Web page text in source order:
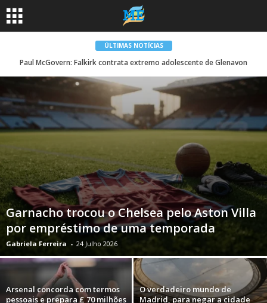
ÚLTIMAS NOTÍCIAS
Paul McGovern: Falkirk contrata extremo adolescente de Glenavon
Garnacho trocou o Chelsea pelo Aston Villa
por empréstimo de uma temporada
Gabriela Ferreira - 24 Julho 2026
Arsenal concorda com termos
pessoais e prepara £ 70 milhões
O verdadeiro mundo de
Madrid, para negar a cidade